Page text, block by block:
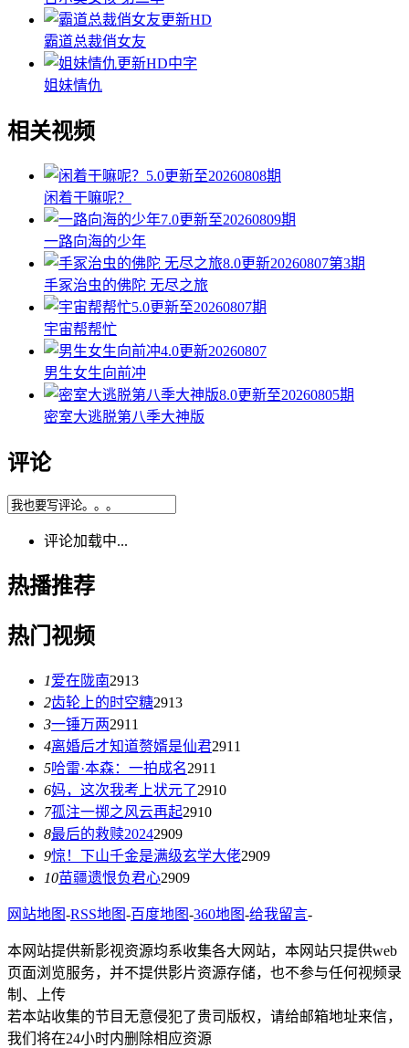
更新HD
霸道总裁俏女友
更新HD中字
姐妹情仇
相关视频
5.0更新至20260808期
闲着干嘛呢？
7.0更新至20260809期
一路向海的少年
8.0更新20260807第3期
手冢治虫的佛陀 无尽之旅
5.0更新至20260807期
宇宙帮帮忙
4.0更新20260807
男生女生向前冲
8.0更新至20260805期
密室大逃脱第八季大神版
评论
评论加载中...
热播推荐
热门视频
1爱在陇南2913
2齿轮上的时空糖2913
3一锤万两2911
4离婚后才知道赘婿是仙君2911
5哈雷·本森：一拍成名2911
6妈，这次我考上状元了2910
7孤注一掷之风云再起2910
8最后的救赎20242909
9惊！下山千金是满级玄学大佬2909
10苗疆遗恨负君心2909
网站地图-RSS地图-百度地图-360地图-给我留言-
本网站提供新影视资源均系收集各大网站，本网站只提供web
页面浏览服务，并不提供影片资源存储，也不参与任何视频录
制、上传
若本站收集的节目无意侵犯了贵司版权，请给邮箱地址来信，
我们将在24小时内删除相应资源